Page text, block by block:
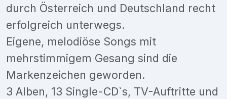
durch Österreich und Deutschland recht
erfolgreich unterwegs.
Eigene, melodiöse Songs mit
mehrstimmigem Gesang sind die
Markenzeichen geworden.
3 Alben, 13 Single-CD`s, TV-Auftritte und